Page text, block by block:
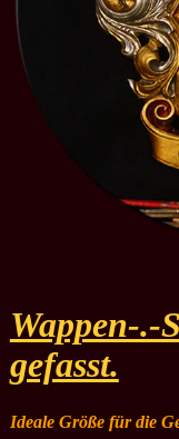
Wappen-.-
gefasst.
Ideale Größe für die